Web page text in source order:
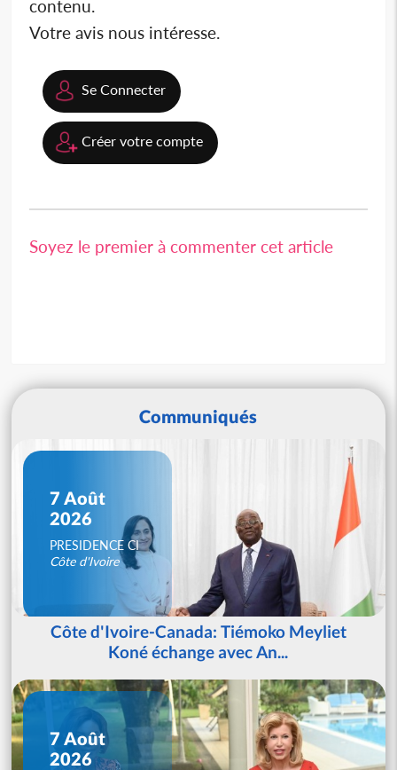
contenu.
Votre avis nous intéresse.
Se Connecter
Créer votre compte
Soyez le premier à commenter cet article
Communiqués
7 Août
2026
PRESIDENCE CI
Côte d'Ivoire
Côte d'Ivoire-Canada: Tiémoko Meyliet
Koné échange avec An...
7 Août
2026